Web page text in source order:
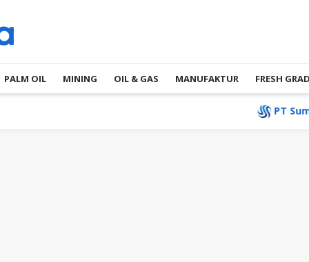
PALM OIL MINING OIL & GAS MANUFAKTUR FRESH
PT Sumber